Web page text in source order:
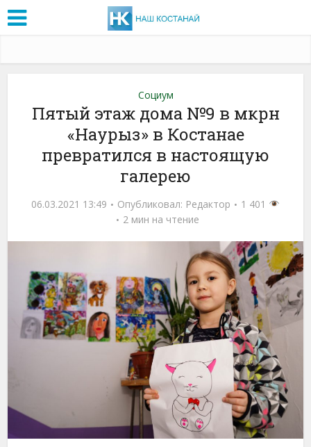
Социум
Пятый этаж дома №9 в мкрн
«Наурыз» в Костанае
превратился в настоящую
галерею
06.03.2021 13:49 Опубликовал: Редактор
1 401
2 мин на чтение